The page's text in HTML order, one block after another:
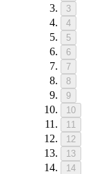
3
4
5
6
7
8
9
10
11
12
13
14